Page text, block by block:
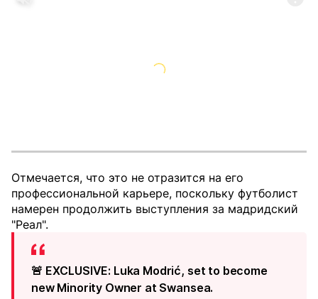
Отмечается, что это не отразится на его
профессиональной карьере, поскольку футболист
намерен продолжить выступления за мадридский
"Реал".
🚨 EXCLUSIVE: Luka Modrić, set to become
new Minority Owner at Swansea.